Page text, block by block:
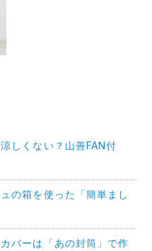
しくない？山善FAN付
の箱を使った「簡単まし
バーは「あの封筒」で作